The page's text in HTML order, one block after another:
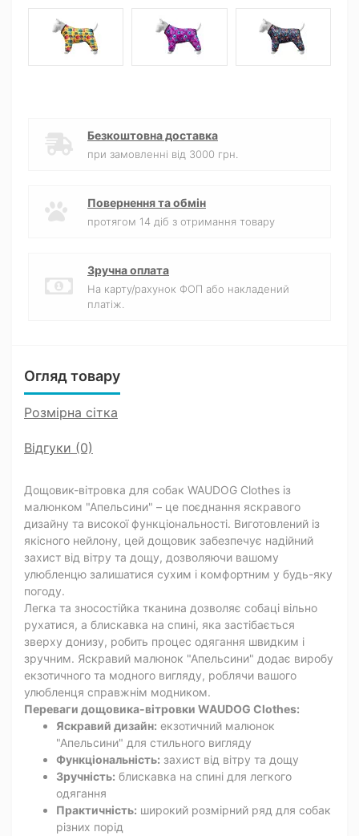
Безкоштовна доставка
при замовленні від 3000 грн.
Повернення та обмін
протягом 14 діб з отримання товару
Зручна оплата
На карту/рахунок ФОП або накладений
платіж.
Огляд товару
Розмірна сітка
Відгуки (0)
Дощовик-вітровка для собак WAUDOG Clothes із
малюнком "Апельсини" – це поєднання яскравого
дизайну та високої функціональності. Виготовлений із
якісного нейлону, цей дощовик забезпечує надійний
захист від вітру та дощу, дозволяючи вашому
улюбленцю залишатися сухим і комфортним у будь-яку
погоду.
Легка та зносостійка тканина дозволяє собаці вільно
рухатися, а блискавка на спині, яка застібається
зверху донизу, робить процес одягання швидким і
зручним. Яскравий малюнок "Апельсини" додає виробу
екзотичного та модного вигляду, роблячи вашого
улюбленця справжнім модником.
Переваги дощовика-вітровки WAUDOG Clothes:
Яскравий дизайн: екзотичний малюнок
"Апельсини" для стильного вигляду
Функціональність: захист від вітру та дощу
Зручність: блискавка на спині для легкого
одягання
Практичність: широкий розмірний ряд для собак
різних порід